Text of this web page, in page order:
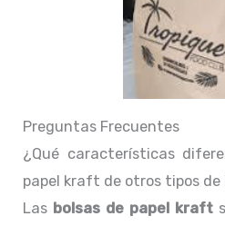
Preguntas Frecuentes
¿Qué características
papel kraft de otros tipos de
Las bolsas de papel kraft